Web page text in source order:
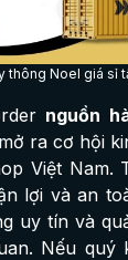
thông Noel giá sỉ
nguồn
ra cơ hội
Việt Nam.
lợi và an
uy tín và
Nếu quý